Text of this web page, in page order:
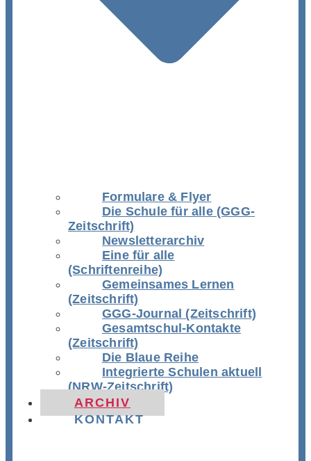
Formulare & Flyer
Die Schule für alle (GGG-
Zeitschrift)
Newsletterarchiv
Eine für alle
(Schriftenreihe)
Gemeinsames Lernen
(Zeitschrift)
GGG-Journal (Zeitschrift)
Gesamtschul-Kontakte
(Zeitschrift)
Die Blaue Reihe
Integrierte Schulen aktuell
(NRW-Zeitschrift)
ARCHIV
KONTAKT